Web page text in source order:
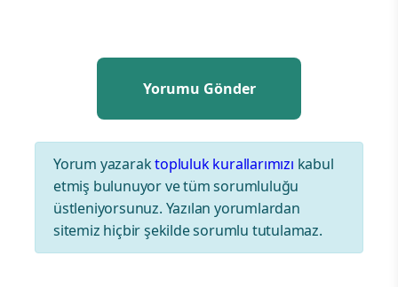
Yorum yazaraktopluluk kurallarımızı kabul
etmiş bulunuyor ve tüm sorumluluğu
üstleniyorsunuz. Yazılan yorumlardan
sitemiz hiçbir şekilde sorumlu tutulamaz.